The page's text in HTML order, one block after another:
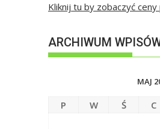
Kliknij tu by zobaczyć ceny
ARCHIWUM
MAJ
P W Ś C